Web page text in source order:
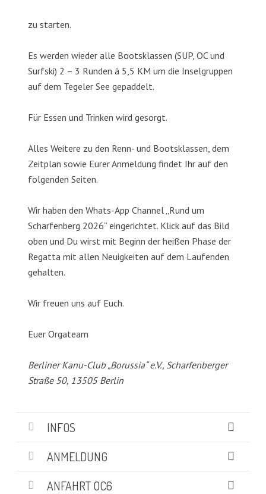
zu starten.
Es werden wieder alle Bootsklassen (SUP, OC und
Surfski) 2 – 3 Runden á 5,5 KM um die Inselgruppen
auf dem Tegeler See gepaddelt.
Für Essen und Trinken wird gesorgt.
Alles Weitere zu den Renn- und Bootsklassen, dem
Zeitplan sowie Eurer Anmeldung findet Ihr auf den
folgenden Seiten.
Wir haben den Whats-App Channel „Rund um
Scharfenberg 2026“ eingerichtet. Klick auf das Bild
oben und Du wirst mit Beginn der heißen Phase der
Regatta mit allen Neuigkeiten auf dem Laufenden
gehalten.
Wir freuen uns auf Euch.
Euer Orgateam
Berliner Kanu-Club „Borussia“ e.V., Scharfenberger
Straße 50, 13505 Berlin
INFOS
ANMELDUNG
ANFAHRT OC6